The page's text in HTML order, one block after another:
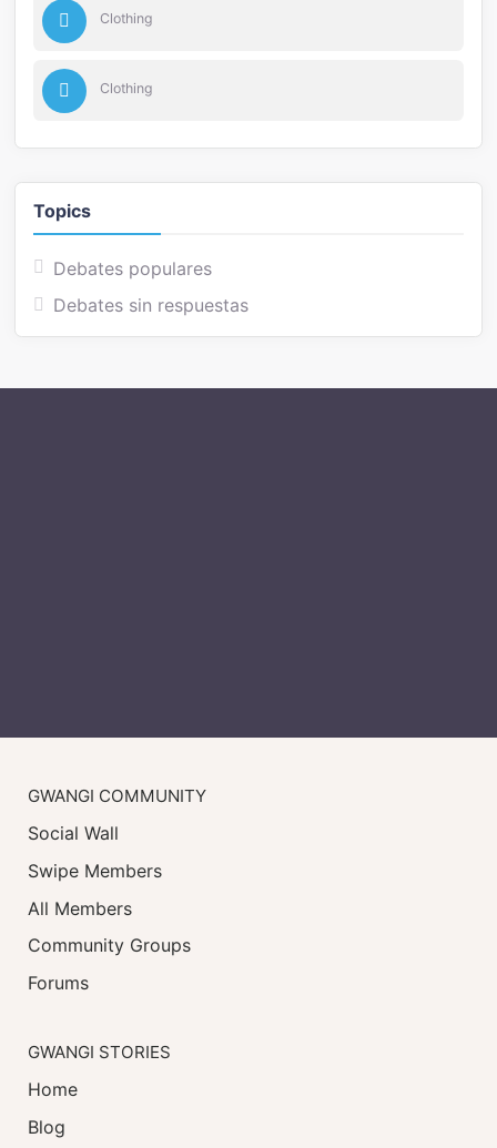
Clothing
Clothing
Topics
Debates populares
Debates sin respuestas
GWANGI COMMUNITY
Social Wall
Swipe Members
All Members
Community Groups
Forums
GWANGI STORIES
Home
Blog